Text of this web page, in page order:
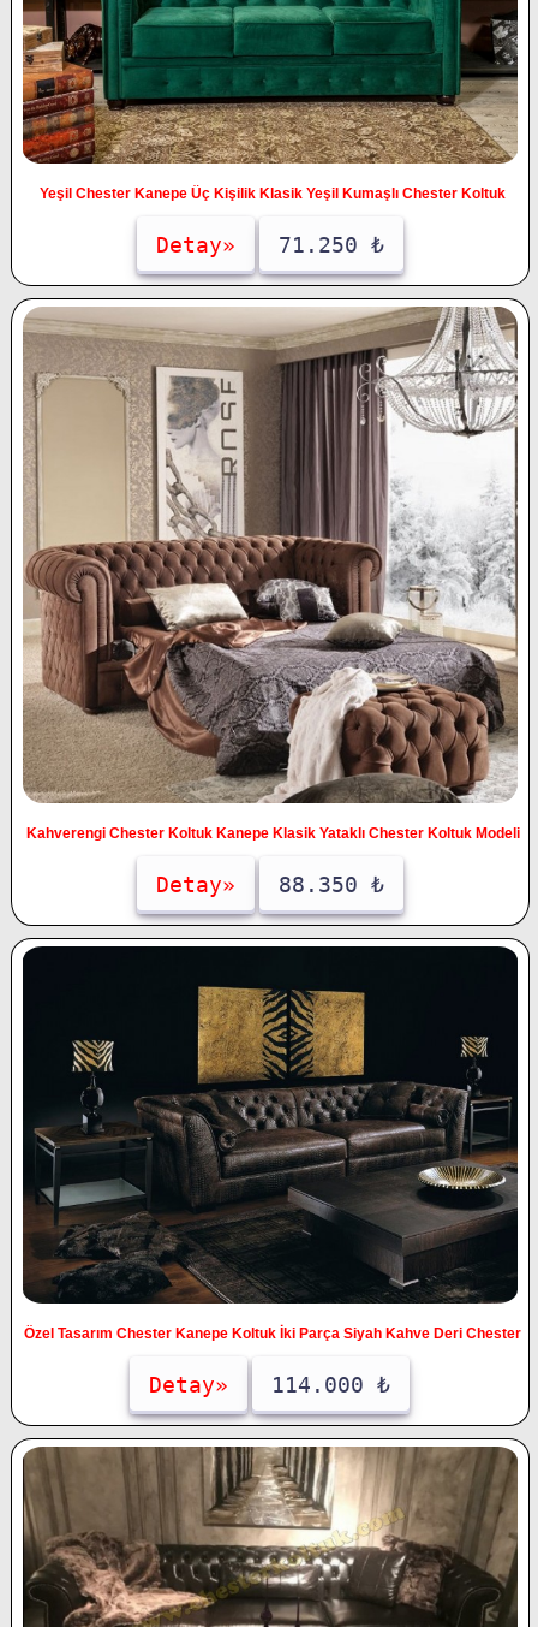
Yeşil Chester Kanepe Üç Kişilik Klasik Yeşil Kumaşlı Chester Koltuk
Detay» 71.250 ₺
Kahverengi Chester Koltuk Kanepe Klasik Yataklı Chester Koltuk Modeli
Detay» 88.350 ₺
Özel Tasarım Chester Kanepe Koltuk İki Parça Siyah Kahve Deri Chester
Detay» 114.000 ₺